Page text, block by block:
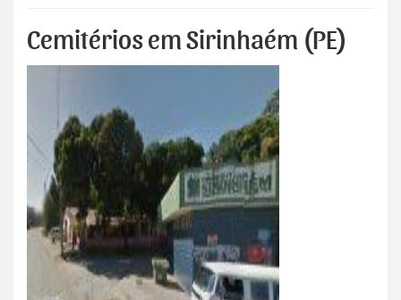
Cemitérios em Sirinhaém (PE)